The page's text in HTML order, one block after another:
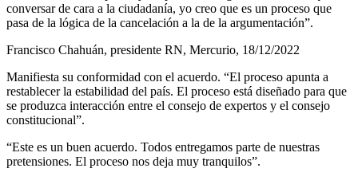
conversar de cara a la ciudadanía, yo creo que es un proceso que
pasa de la lógica de la cancelación a la de la argumentación”.
Francisco Chahuán, presidente RN, Mercurio, 18/12/2022
Manifiesta su conformidad con el acuerdo. “El proceso apunta a
restablecer la estabilidad del país. El proceso está diseñado para que
se produzca interacción entre el consejo de expertos y el consejo
constitucional”.
“Este es un buen acuerdo. Todos entregamos parte de nuestras
pretensiones. El proceso nos deja muy tranquilos”.